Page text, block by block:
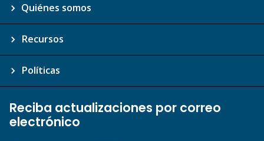
Quiénes somos
Recursos
Políticas
Reciba actualizaciones por correo
electrónico